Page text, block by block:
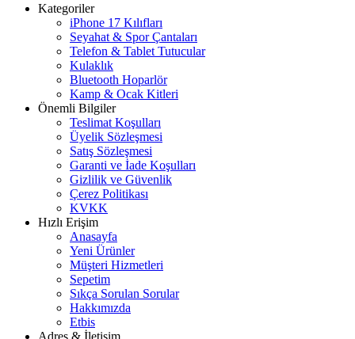
Kategoriler
iPhone 17 Kılıfları
Seyahat & Spor Çantaları
Telefon & Tablet Tutucular
Kulaklık
Bluetooth Hoparlör
Kamp & Ocak Kitleri
Önemli Bilgiler
Teslimat Koşulları
Üyelik Sözleşmesi
Satış Sözleşmesi
Garanti ve İade Koşulları
Gizlilik ve Güvenlik
Çerez Politikası
KVKK
Hızlı Erişim
Anasayfa
Yeni Ürünler
Müşteri Hizmetleri
Sepetim
Sıkça Sorulan Sorular
Hakkımızda
Etbis
Adres & İletişim